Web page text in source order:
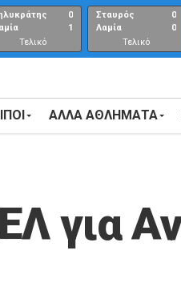
0
1
Τελικό
αποτέλεσμα
Σταυρός
Λαμία
0
0
Τελικό
αποτέλεσμα
ΑΛΛΑ ΑΘΛΗΜΑΤΑ
για